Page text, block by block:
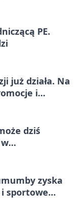
PE.
już działa. Na
i
dziś
zyska
sportowe